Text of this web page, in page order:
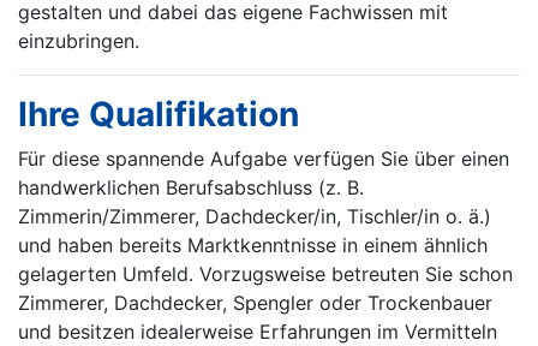
gestalten und dabei das eigene Fachwissen mit
einzubringen.
Ihre Qualifikation
Für diese spannende Aufgabe verfügen Sie über einen
handwerklichen Berufsabschluss (z. B.
Zimmerin/Zimmerer, Dachdecker/in, Tischler/in o. ä.)
und haben bereits Marktkenntnisse in einem ähnlich
gelagerten Umfeld. Vorzugsweise betreuten Sie schon
Zimmerer, Dachdecker, Spengler oder Trockenbauer
und besitzen idealerweise Erfahrungen im Vermitteln